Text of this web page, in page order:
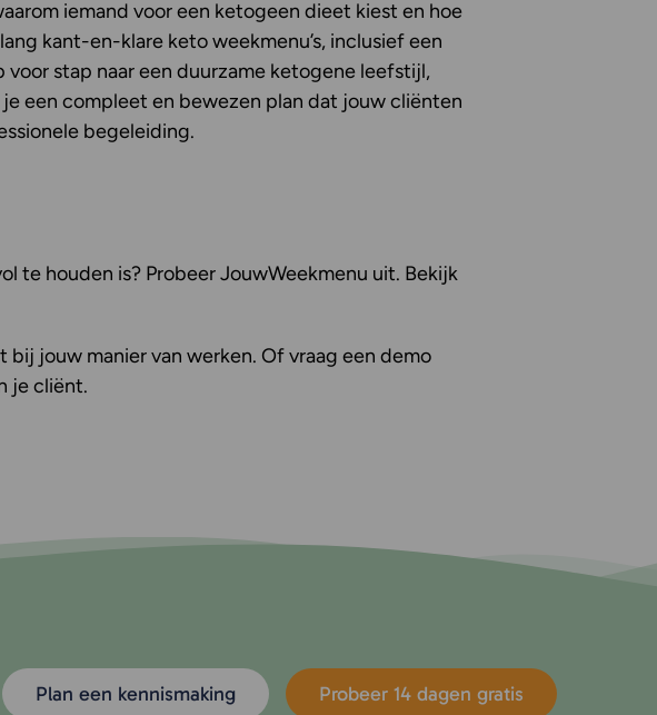
iemand voor een ketogeen dieet kiest en hoe
kant-en-klare keto weekmenu’s, inclusief een
stap naar een duurzame ketogene leefstijl,
een compleet en bewezen plan dat jouw cliënten
begeleiding.
te houden is? Probeer JouwWeekmenu uit. Bekijk
jouw manier van werken. Of vraag een demo
je cliënt.
Plan een kennismaking Probeer 14 dagen gratis